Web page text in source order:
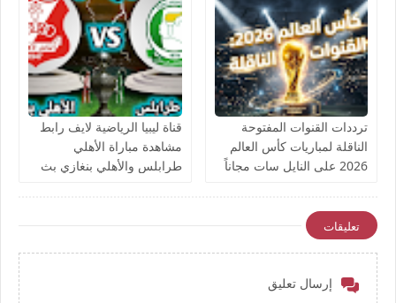
ترددات القنوات المفتوحة
الناقلة لمباريات كأس العالم
2026 على النايل سات مجاناً
قناة ليبيا الرياضية لايف رابط
مشاهدة مباراة الأهلي
طرابلس والأهلي بنغازي بث
تعليقات
إرسال تعليق